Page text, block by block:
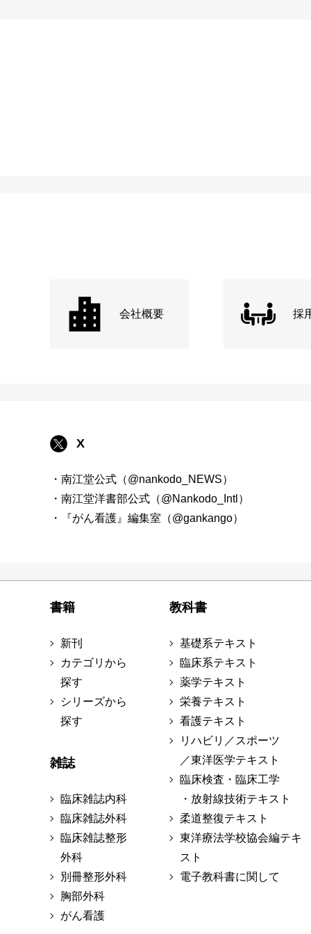
会社概要 採
X
・南江堂公式（@nankodo_NEWS）
・南江堂洋書部公式（@Nankodo_Intl）
・『がん看護』編集室（@gankango）
書籍
新刊
カテゴリから
探す
シリーズから
探す
雑誌
臨床雑誌内科
臨床雑誌外科
臨床雑誌整形
外科
別冊整形外科
胸部外科
がん看護
教科書
基礎系テキスト
臨床系テキスト
薬学テキスト
栄養テキスト
看護テキスト
リハビリ／スポーツ
／東洋医学テキスト
臨床検査・臨床工学
・放射線技術テキスト
柔道整復テキスト
東洋療法学校協会編テキ
スト
電子教科書に関して